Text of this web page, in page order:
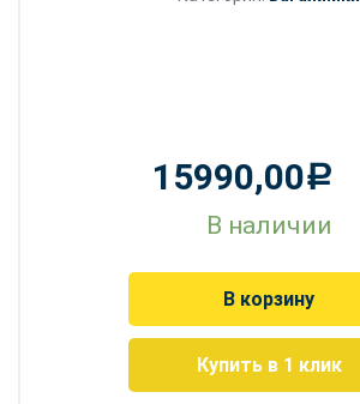
15990,00Р
В наличии
В корзину
Купить в 1 клик